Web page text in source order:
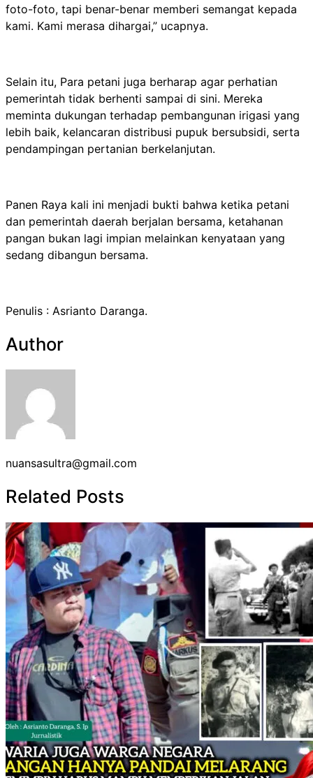
foto-foto, tapi benar-benar memberi semangat kepada
kami. Kami merasa dihargai,” ucapnya.
Selain itu, Para petani juga berharap agar perhatian
pemerintah tidak berhenti sampai di sini. Mereka
meminta dukungan terhadap pembangunan irigasi yang
lebih baik, kelancaran distribusi pupuk bersubsidi, serta
pendampingan pertanian berkelanjutan.
Panen Raya kali ini menjadi bukti bahwa ketika petani
dan pemerintah daerah berjalan bersama, ketahanan
pangan bukan lagi impian melainkan kenyataan yang
sedang dibangun bersama.
Penulis : Asrianto Daranga.
Author
nuansasultra@gmail.com
Related Posts